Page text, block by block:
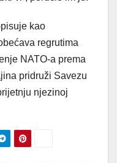
kao
regrutima
NATO-a prema
pridruži Savezu
njezinoj